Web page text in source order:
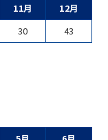
11月
12月
30 43